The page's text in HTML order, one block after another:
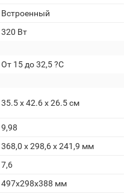
Встроенный
320 Вт
От 15 до 32,5 ?C
35.5 x 42.6 x 26.5 см
9,98
368,0 x 298,6 x 241,9 мм
7,6
497х298х388 мм